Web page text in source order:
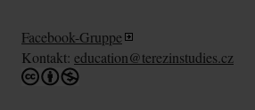
Facebook-Gruppe
Kontakt: education@terezinstudies.cz